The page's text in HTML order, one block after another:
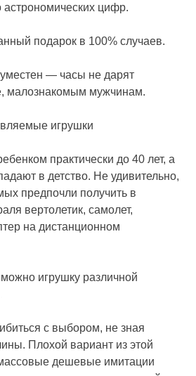
астрономических цифр.
подарок в 100% случаев.
— часы не дарят
малознакомым мужчинам.
игрушки
практически до 40 лет, а
в детство. Не удивительно,
предпочли получить в
вертолетик, самолет,
на дистанционном
игрушку различной
с выбором, не зная
Плохой вариант из этой
дешевые имитации